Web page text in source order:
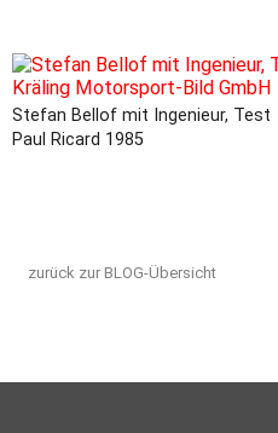
Stefan Bellof mit Ingenieur, Test
Paul Ricard 1985
zurück zur BLOG-Übersicht